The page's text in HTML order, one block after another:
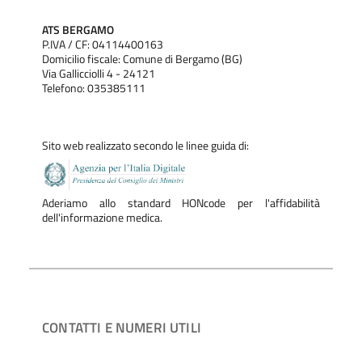
ATS BERGAMO
P.IVA / CF: 04114400163
Domicilio fiscale: Comune di Bergamo (BG)
Via Gallicciolli 4 - 24121
Telefono: 035385111
Sito web realizzato secondo le linee guida di:
Aderiamo allo standard HONcode per l'affidabilità
dell'informazione medica.
CONTATTI E NUMERI UTILI